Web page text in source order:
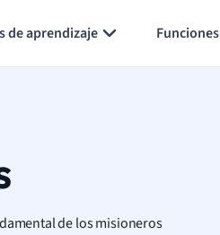
de aprendizaje Funciones
de los misioneros